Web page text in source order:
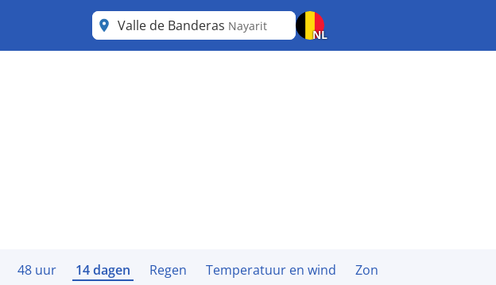
Valle de Banderas Nayarit
NL
48 uur 14 dagen Regen Temperatuur en wind Zon